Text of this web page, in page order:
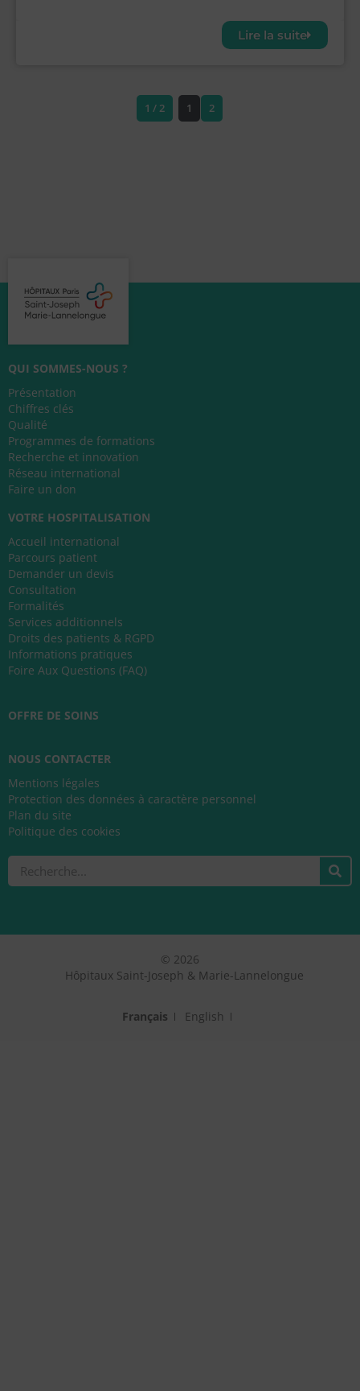
Lire la suite
1 / 2 1 2
QUI SOMMES-NOUS ?
Présentation
Chiffres clés
Qualité
Programmes de formations
Recherche et innovation
Réseau international
Faire un don
VOTRE HOSPITALISATION
Accueil international
Parcours patient
Demander un devis
Consultation
Formalités
Services additionnels
Droits des patients & RGPD
Informations pratiques
Foire Aux Questions (FAQ)
OFFRE DE SOINS
NOUS CONTACTER
Mentions légales
Protection des données à caractère personnel
Plan du site
Politique des cookies
Rechercher
© 2026
Hôpitaux Saint-Joseph & Marie-Lannelongue
Français English